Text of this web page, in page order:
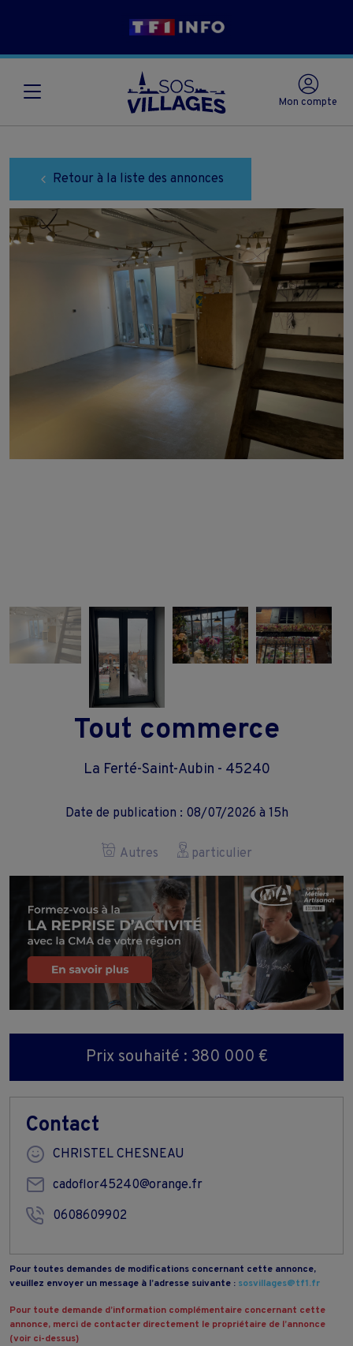
Mon compte
Retour à la liste des annonces
Tout commerce
La Ferté-Saint-Aubin - 45240
Date de publication : 08/07/2026 à 15h
Autres particulier
Prix souhaité : 380 000 €
Contact
CHRISTEL CHESNEAU
cadoflor45240@orange.fr
0608609902
Pour toutes demandes de modifications concernant cette annonce,
veuillez envoyer un message à l’adresse suivante : sosvillages@tf1.fr
Pour toute demande d’information complémentaire concernant cette
annonce, merci de contacter directement le propriétaire de l’annonce
(voir ci-dessus)